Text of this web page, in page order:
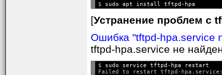
$
[Устранение проблем с
Ошибка "tftpd-hpa.service
tftpd-hpa.service не
$ sudo service tftpd-hpa restart
Обратите внимание, что
соединения между
самом деле не создает
использоваться для
сетевой хост может